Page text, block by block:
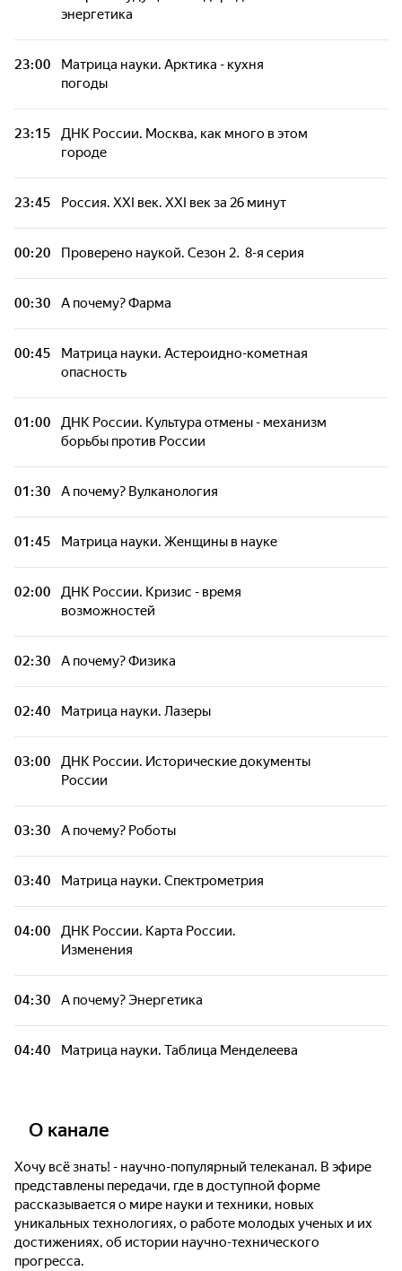
энергетика
23:00
Матрица науки. Арктика - кухня
погоды
23:15
ДНК России. Москва, как много в этом
городе
23:45 Россия. XXI век. XXI век за 26 минут
00:20 Проверено наукой. Сезон 2. 8-я серия
00:30 А почему? Фарма
00:45
Матрица науки. Астероидно-кометная
опасность
01:00
ДНК России. Культура отмены - механизм
борьбы против России
01:30 А почему? Вулканология
01:45 Матрица науки. Женщины в науке
02:00
ДНК России. Кризис - время
возможностей
02:30 А почему? Физика
02:40 Матрица науки. Лазеры
03:00
ДНК России. Исторические документы
России
03:30 А почему? Роботы
03:40 Матрица науки. Спектрометрия
04:00
ДНК России. Карта России.
Изменения
04:30 А почему? Энергетика
04:40 Матрица науки. Таблица Менделеева
О канале
Хочу всё знать! - научно-популярный телеканал. В эфире
представлены передачи, где в доступной форме
рассказывается о мире науки и техники, новых
уникальных технологиях, о работе молодых ученых и их
достижениях, об истории научно-технического
прогресса.